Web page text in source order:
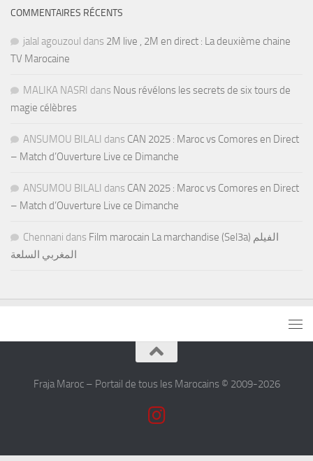
COMMENTAIRES RÉCENTS
jalal agouzoul dans 2M live , 2M en direct : La deuxième chaine
TV Marocaine
MALIKA NASRI dans Nous révélons les secrets de six tours de
magie célèbres
ANSUMOU BILALI dans CAN 2025 : Maroc vs Comores en Direct
– Match d’Ouverture Live ce Dimanche
ANSUMOU BILALI dans CAN 2025 : Maroc vs Comores en Direct
– Match d’Ouverture Live ce Dimanche
Chennani dans Film marocain La marchandise (Sel3a) الفيلم
المغربي السلعة
Fraja Maroc – Portail de tous les Marocains © 2009-2026